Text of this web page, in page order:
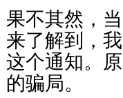
果不其然，
来了解到，
这个通知。
的骗局。